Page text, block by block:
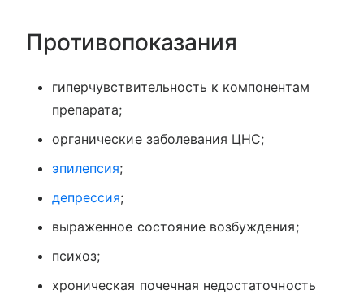
Противопоказания
гиперчувствительность к компонентам
препарата;
органические заболевания ЦНС;
эпилепсия;
депрессия;
выраженное состояние возбуждения;
психоз;
хроническая почечная недостаточность